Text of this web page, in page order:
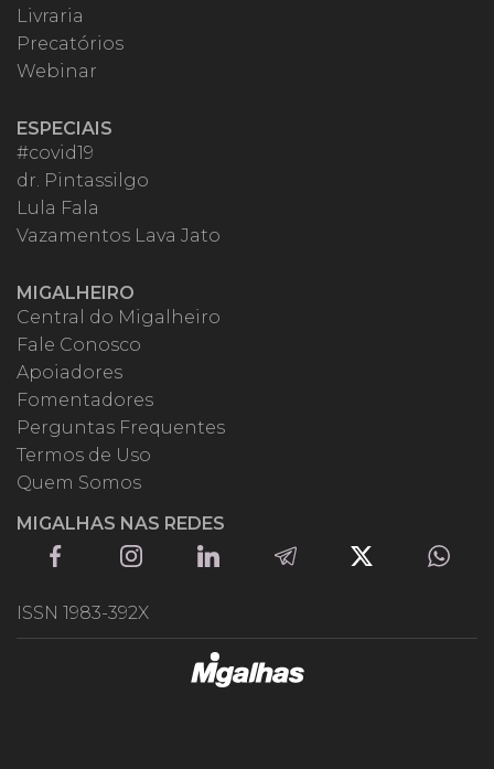
Livraria
Precatórios
Webinar
ESPECIAIS
#covid19
dr. Pintassilgo
Lula Fala
Vazamentos Lava Jato
MIGALHEIRO
Central do Migalheiro
Fale Conosco
Apoiadores
Fomentadores
Perguntas Frequentes
Termos de Uso
Quem Somos
MIGALHAS NAS REDES
ISSN 1983-392X